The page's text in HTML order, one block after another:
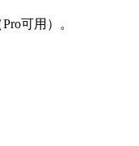
可用）。